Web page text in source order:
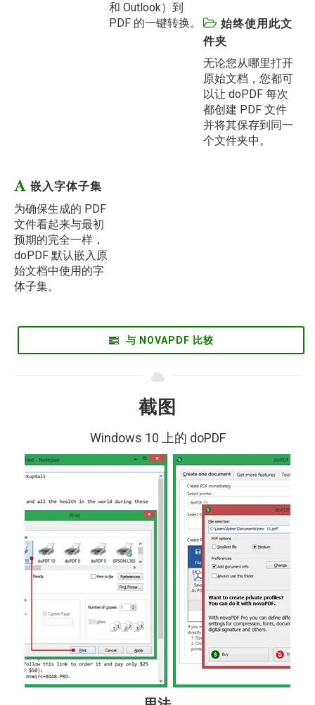
和 Outlook）到
PDF 的一键转换。
始终使用此文
件夹
无论您从哪里打开
原始文档，您都可
以让 doPDF 每次
都创建 PDF 文件
并将其保存到同一
个文件夹中。
嵌入字体子集
为确保生成的 PDF
文件看起来与最初
预期的完全一样，
doPDF 默认嵌入原
始文档中使用的字
体子集。
与 NOVAPDF 比较
截图
Windows 10 上的 doPDF